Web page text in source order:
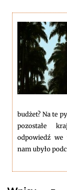
budżet? Na te
pozostałe
odpowiedź we
nam ubyło